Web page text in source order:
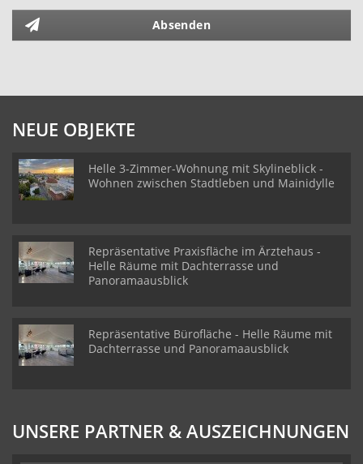
Absenden
NEUE OBJEKTE
Helle 3-Zimmer-Wohnung mit Skylineblick -
Wohnen zwischen Stadtleben und Mainidylle
Repräsentative Praxisfläche im Ärztehaus -
Helle Räume mit Dachterrasse und
Panoramaausblick
Repräsentative Bürofläche - Helle Räume mit
Dachterrasse und Panoramaausblick
UNSERE PARTNER & AUSZEICHNUNGEN